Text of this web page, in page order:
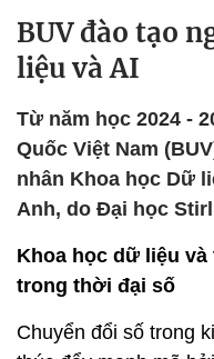
BUV đào tạo
liệu và AI
Từ năm học 2024 -
Quốc Việt Nam
nhân Khoa học Dữ
Anh, do Đại học
Khoa học dữ liệu
trong thời đại số
Chuyển đổi số trong